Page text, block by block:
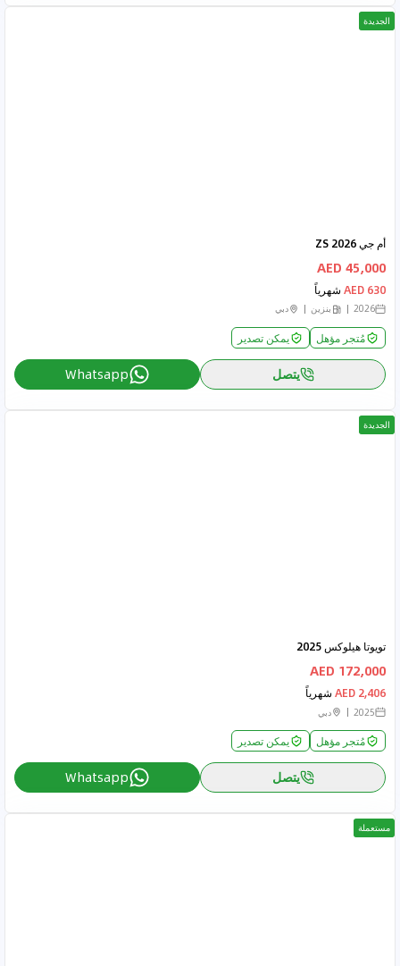
الجديدة
أم جي ZS 2026
45,000 AED
630 AED شهرياً
2026 بنزين دبي
مُتجر مؤهل يمكن تصدير
يتصل Whatsapp
الجديدة
تويوتا هيلوكس 2025
172,000 AED
2,406 AED شهرياً
2025 دبي
مُتجر مؤهل يمكن تصدير
يتصل Whatsapp
مستعملة